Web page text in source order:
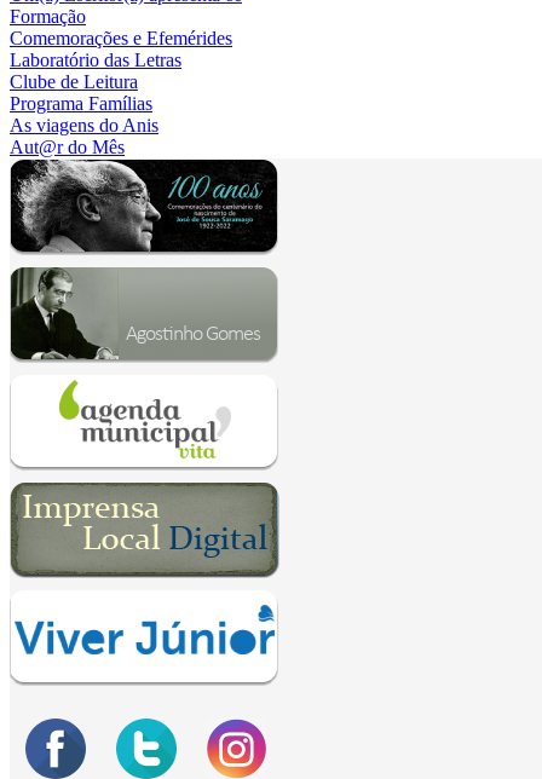
Formação
Comemorações e Efemérides
Laboratório das Letras
Clube de Leitura
Programa Famílias
As viagens do Anis
Aut@r do Mês